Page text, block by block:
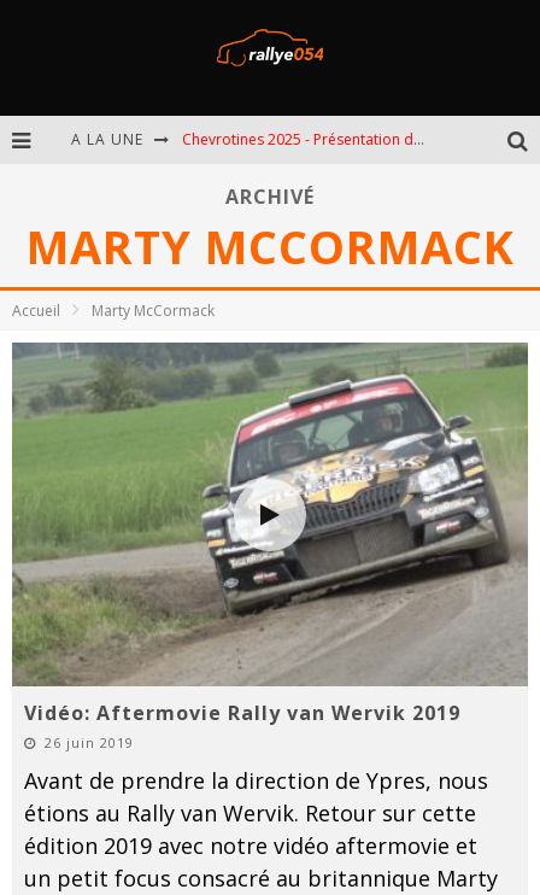
A LA UNE Chevrotines 2025 - Présentation de l'épreuve
Omloop 2025 - Présentation de l'épreuve
Spa 2025 - Présentation de l'épreuve
ARCHIVÉ
MARTY MCCORMACK
Accueil Marty McCormack
Vidéo: Aftermovie Rally van Wervik 2019
26 juin 2019
Avant de prendre la direction de Ypres, nous
étions au Rally van Wervik. Retour sur cette
édition 2019 avec notre vidéo aftermovie et
un petit focus consacré au britannique Marty